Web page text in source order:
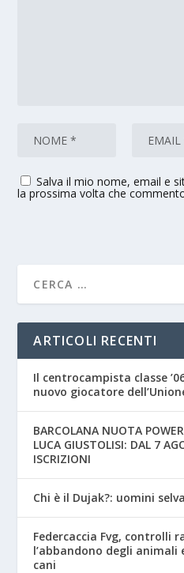
Salva il mio nome, email e
la prossima volta che
ARTICOLI RECENTI
Il centrocampista classe
nuovo giocatore
BARCOLANA NUOTA
LUCA GIUSTOLISI: DAL 7
ISCRIZIONI
Chi è il Dujak?: uomini
Federcaccia Fvg, controlli
l’abbandono degli animali
cani